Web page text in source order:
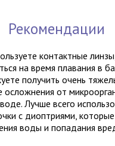
Рекомендации
контактные
на время плавания в
получить очень
от
Лучше всего
с диоптриями,
воды и попадания